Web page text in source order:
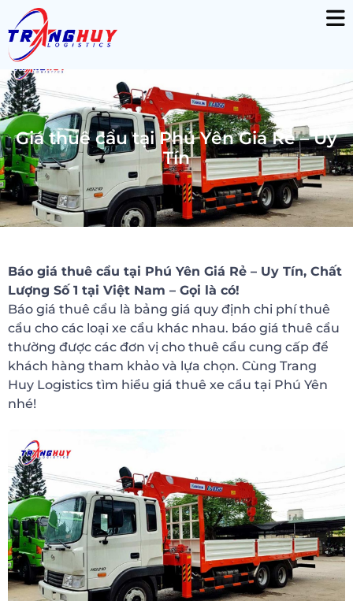
Giá thuê cẩu tại Phú Yên Giá Rẻ – Uy
Tín
Báo giá thuê cẩu tại Phú Yên Giá Rẻ – Uy Tín, Chất
Lượng Số 1 tại Việt Nam – Gọi là có!
Báo giá thuê cẩu là bảng giá quy định chi phí thuê
cẩu cho các loại xe cẩu khác nhau. báo giá thuê cẩu
thường được các đơn vị cho thuê cẩu cung cấp để
khách hàng tham khảo và lựa chọn. Cùng Trang
Huy Logistics tìm hiểu giá thuê xe cẩu tại Phú Yên
nhé!